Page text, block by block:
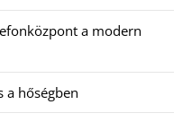
a modern
a hőségben